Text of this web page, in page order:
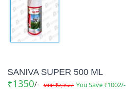
SANIVA SUPER 500 ML
₹1350/- MRP ₹2,352/- You Save ₹1002/-